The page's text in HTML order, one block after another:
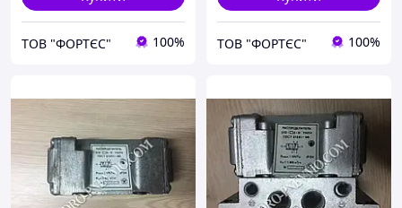
ТОВ "ФОРТЄС" 100% ТОВ "ФОРТЄС" 100%